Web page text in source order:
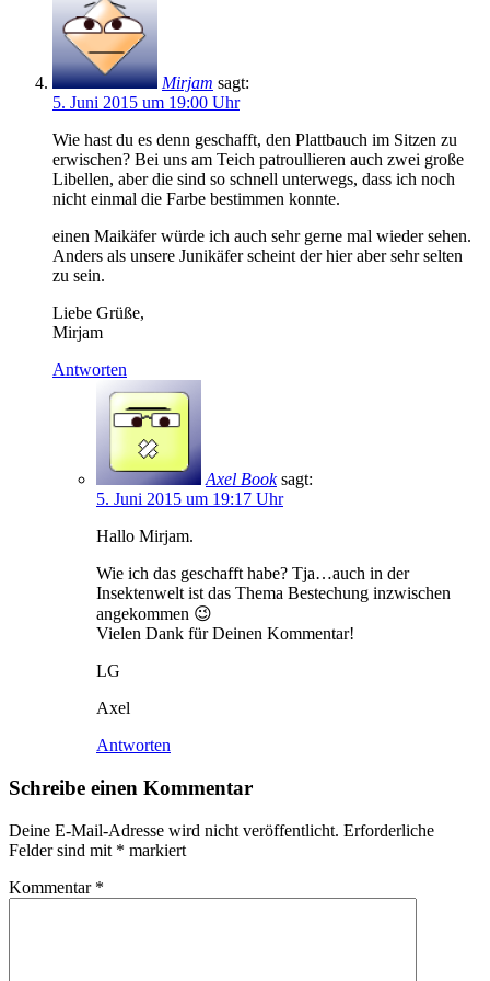
Mirjam sagt:
5. Juni 2015 um 19:00 Uhr
Wie hast du es denn geschafft, den Plattbauch im Sitzen zu
erwischen? Bei uns am Teich patroullieren auch zwei große
Libellen, aber die sind so schnell unterwegs, dass ich noch
nicht einmal die Farbe bestimmen konnte.
einen Maikäfer würde ich auch sehr gerne mal wieder sehen.
Anders als unsere Junikäfer scheint der hier aber sehr selten
zu sein.
Liebe Grüße,
Mirjam
Antworten
Axel Book sagt:
5. Juni 2015 um 19:17 Uhr
Hallo Mirjam.
Wie ich das geschafft habe? Tja…auch in der
Insektenwelt ist das Thema Bestechung inzwischen
angekommen 😉
Vielen Dank für Deinen Kommentar!
LG
Axel
Antworten
Schreibe einen Kommentar
Deine E-Mail-Adresse wird nicht veröffentlicht. Erforderliche
Felder sind mit * markiert
Kommentar *